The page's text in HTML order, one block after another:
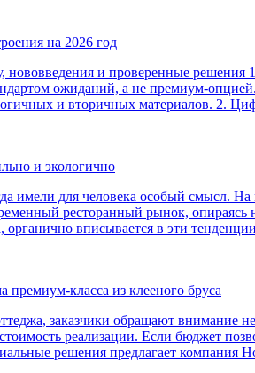
на 2026 год
нововведения и проверенные
ожиданий, а не премиум-
и вторичных материалов. 2.
и экологично
имели для человека особый смысл.
ресторанный рынок, опираясь
органично вписывается в эти
премиум-класса из клееного бруса
заказчики обращают внимание
реализации. Если бюджет
решения предлагает компания